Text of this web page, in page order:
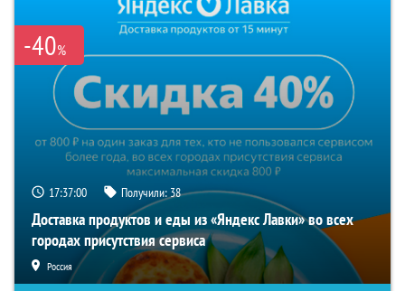
-40%
17:37:00 Получили:38
Доставка продуктов и еды из «Яндекс Лавки» во всех
городах присутствия сервиса
Россия